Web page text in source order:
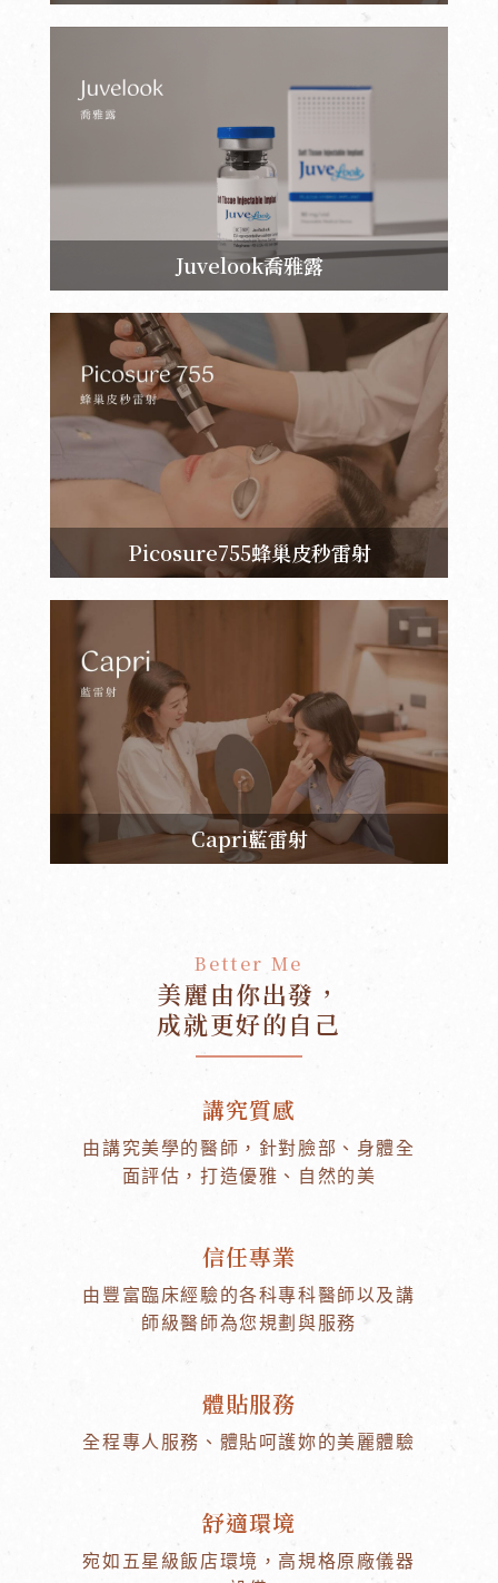
Juvelook喬雅露
Picosure755蜂巢皮秒雷射
Capri藍雷射
Better Me
美麗由你出發，
成就更好的自己
講究質感
由講究美學的醫師，針對臉部、身體全
面評估，打造優雅、自然的美
信任專業
由豐富臨床經驗的各科專科醫師以及講
師級醫師為您規劃與服務
體貼服務
全程專人服務、體貼呵護妳的美麗體驗
舒適環境
宛如五星級飯店環境，高規格原廠儀器